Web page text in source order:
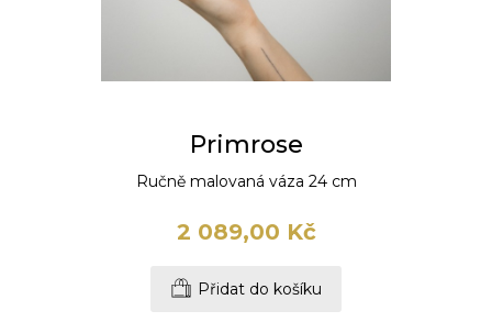
Primrose
Ručně malovaná váza 24 cm
2 089,00 Kč
Přidat do košíku